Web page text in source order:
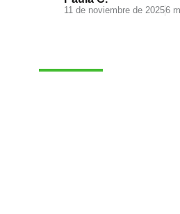
11 de noviembre de 20256